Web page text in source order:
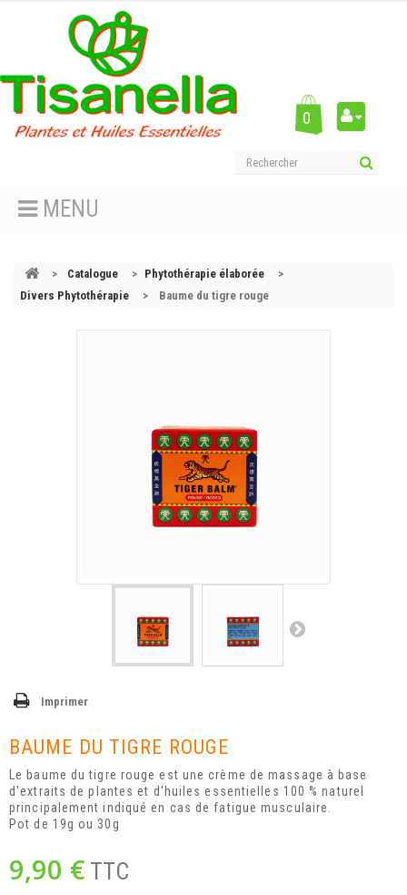
0
MENU
> Catalogue > Phytothérapie élaborée
>
Divers Phytothérapie
> Baume du tigre rouge
Imprimer
BAUME DU TIGRE ROUGE
Le baume du tigre rouge est une crème de massage à base
d'extraits de plantes et d' huiles essentielles 100 % naturel
principalement indiqué en cas de fatigue musculaire
Pot de 19g ou 30g
9,90 € TTC